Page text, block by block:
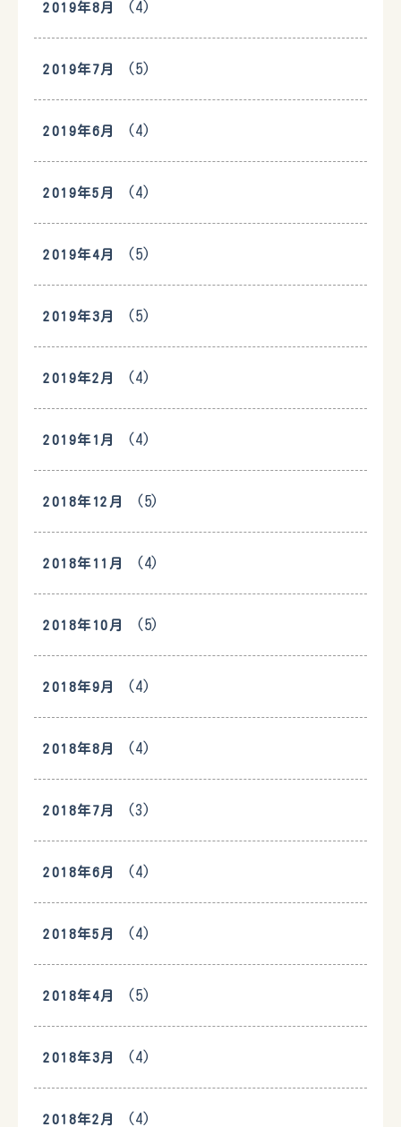
2019年8月 (4)
2019年7月 (5)
2019年6月 (4)
2019年5月 (4)
2019年4月 (5)
2019年3月 (5)
2019年2月 (4)
2019年1月 (4)
2018年12月 (5)
2018年11月 (4)
2018年10月 (5)
2018年9月 (4)
2018年8月 (4)
2018年7月 (3)
2018年6月 (4)
2018年5月 (4)
2018年4月 (5)
2018年3月 (4)
2018年2月 (4)